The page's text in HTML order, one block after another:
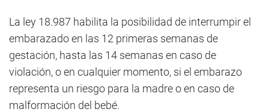
La ley 18.987 habilita la posibilidad de interrumpir el
embarazado en las 12 primeras semanas de
gestación, hasta las 14 semanas en caso de
violación, o en cualquier momento, si el embarazo
representa un riesgo para la madre o en caso de
malformación del bebé.